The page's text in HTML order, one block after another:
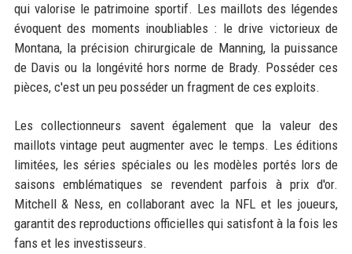
qui valorise le patrimoine sportif. Les maillots des légendes
évoquent des moments inoubliables : le drive victorieux de
Montana, la précision chirurgicale de Manning, la puissance
de Davis ou la longévité hors norme de Brady. Posséder ces
pièces, c'est un peu posséder un fragment de ces exploits.
Les collectionneurs savent également que la valeur des
maillots vintage peut augmenter avec le temps. Les éditions
limitées, les séries spéciales ou les modèles portés lors de
saisons emblématiques se revendent parfois à prix d'or.
Mitchell & Ness, en collaborant avec la NFL et les joueurs,
garantit des reproductions officielles qui satisfont à la fois les
fans et les investisseurs.